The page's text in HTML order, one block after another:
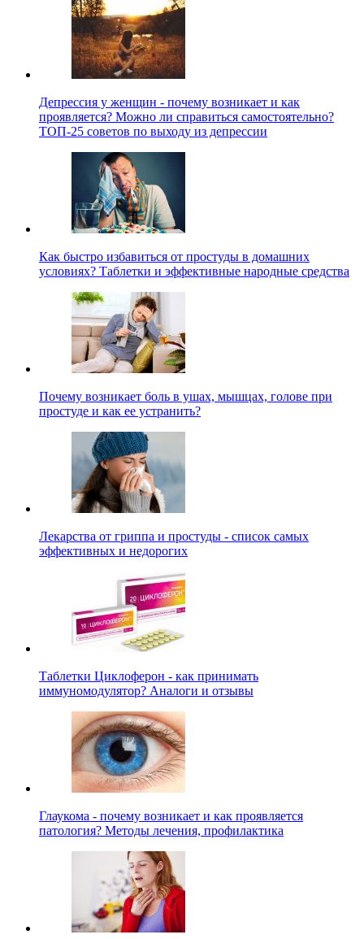
Депрессия у женщин - почему возникает и как
проявляется? Можно ли справиться самостоятельно?
ТОП-25 советов по выходу из депрессии
Как быстро избавиться от простуды в домашних
условиях? Таблетки и эффективные народные средства
Почему возникает боль в ушах, мышцах, голове при
простуде и как ее устранить?
Лекарства от гриппа и простуды - список самых
эффективных и недорогих
Таблетки Циклоферон - как принимать
иммуномодулятор? Аналоги и отзывы
Глаукома - почему возникает и как проявляется
патология? Методы лечения, профилактика